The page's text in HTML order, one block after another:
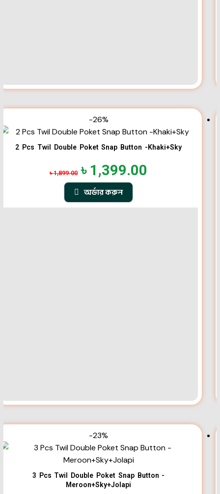
-26%
2 Pcs Twil Double Poket Snap Button -Khaki+Sky
৳1,899.00 ৳ 1,399.00
অর্ডার করুন
-23%
3 Pcs Twil Double Poket Snap Button -
Meroon+Sky+Jolapi